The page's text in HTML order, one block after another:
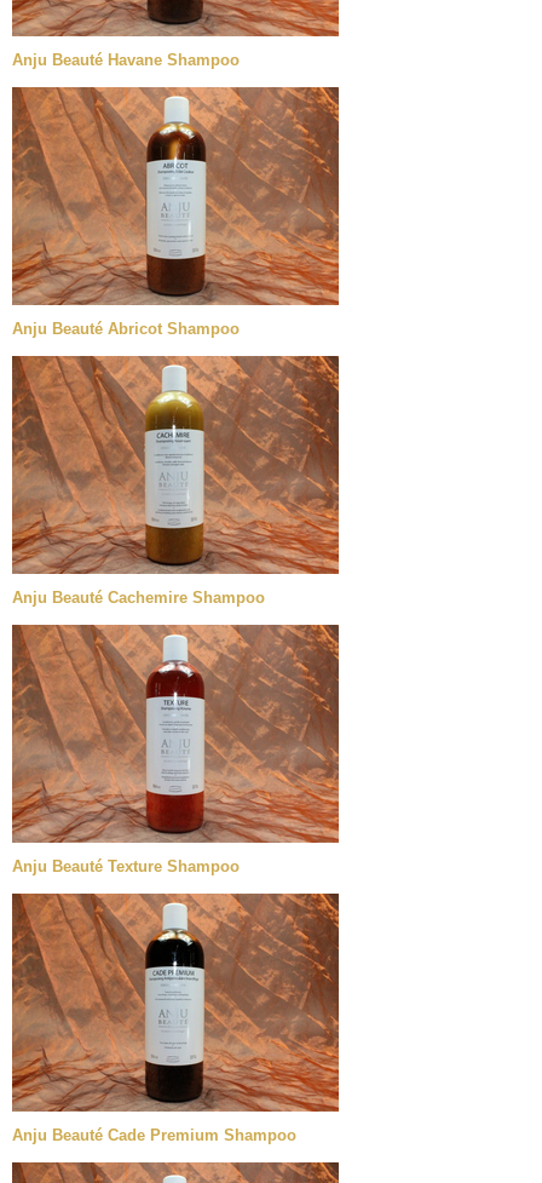
Anju Beauté Havane Shampoo
Anju Beauté Abricot Shampoo
Anju Beauté Cachemire Shampoo
Anju Beauté Texture Shampoo
Anju Beauté Cade Premium Shampoo